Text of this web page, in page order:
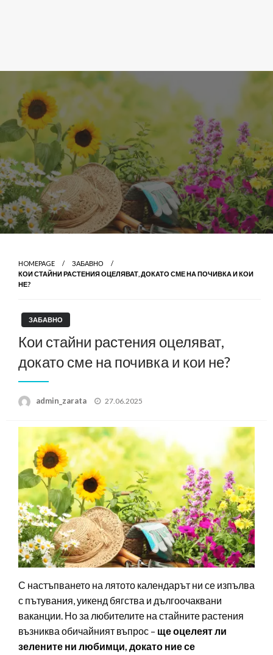
HOMEPAGE
ЗАБАВНО
КОИ СТАЙНИ РАСТЕНИЯ ОЦЕЛЯВАТ, ДОКАТО СМЕ НА ПОЧИВКА И КОИ
НЕ?
ЗАБАВНО
Кои стайни растения оцеляват,
докато сме на почивка и кои не?
admin_zarata
Posted
27.06.2025
С настъпването на лятото календарът ни се изпълва
с пътувания, уикенд бягства и дългоочаквани
ваканции. Но за любителите на стайните растения
възниква обичайният въпрос – ще оцелеят ли
зелените ни любимци, докато ние се